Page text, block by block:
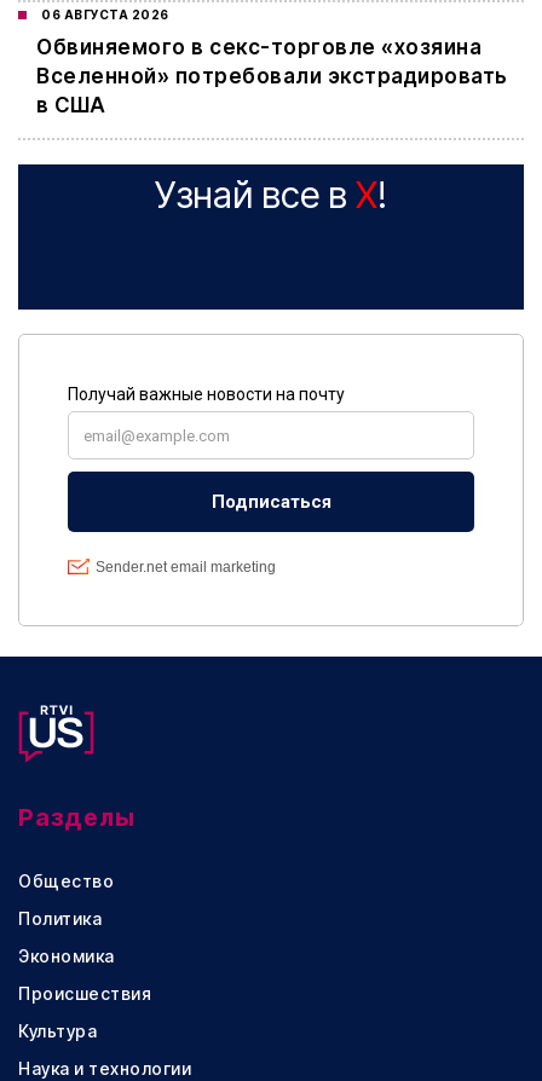
06 АВГУСТА 2026
Обвиняемого в секс-торговле «хозяина
Вселенной» потребовали экстрадировать
в США
Узнай все в X!
Разделы
Общество
Политика
Экономика
Происшествия
Культура
Наука и технологии